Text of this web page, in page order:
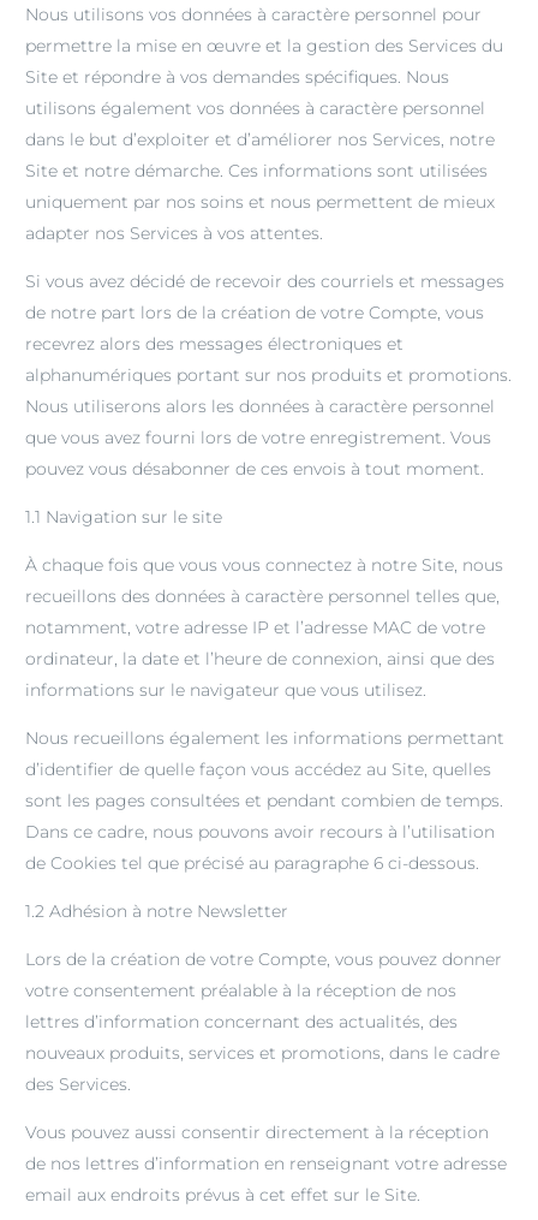
Nous utilisons vos données à caractère personnel pour
permettre la mise en œuvre et la gestion des Services du
Site et répondre à vos demandes spécifiques. Nous
utilisons également vos données à caractère personnel
dans le but d’exploiter et d’améliorer nos Services, notre
Site et notre démarche. Ces informations sont utilisées
uniquement par nos soins et nous permettent de mieux
adapter nos Services à vos attentes.
Si vous avez décidé de recevoir des courriels et messages
de notre part lors de la création de votre Compte, vous
recevrez alors des messages électroniques et
alphanumériques portant sur nos produits et promotions.
Nous utiliserons alors les données à caractère personnel
que vous avez fourni lors de votre enregistrement. Vous
pouvez vous désabonner de ces envois à tout moment.
1.1 Navigation sur le site
À chaque fois que vous vous connectez à notre Site, nous
recueillons des données à caractère personnel telles que,
notamment, votre adresse IP et l’adresse MAC de votre
ordinateur, la date et l’heure de connexion, ainsi que des
informations sur le navigateur que vous utilisez.
Nous recueillons également les informations permettant
d’identifier de quelle façon vous accédez au Site, quelles
sont les pages consultées et pendant combien de temps.
Dans ce cadre, nous pouvons avoir recours à l’utilisation
de Cookies tel que précisé au paragraphe 6 ci-dessous.
1.2 Adhésion à notre Newsletter
Lors de la création de votre Compte, vous pouvez donner
votre consentement préalable à la réception de nos
lettres d’information concernant des actualités, des
nouveaux produits, services et promotions, dans le cadre
des Services.
Vous pouvez aussi consentir directement à la réception
de nos lettres d’information en renseignant votre adresse
email aux endroits prévus à cet effet sur le Site.